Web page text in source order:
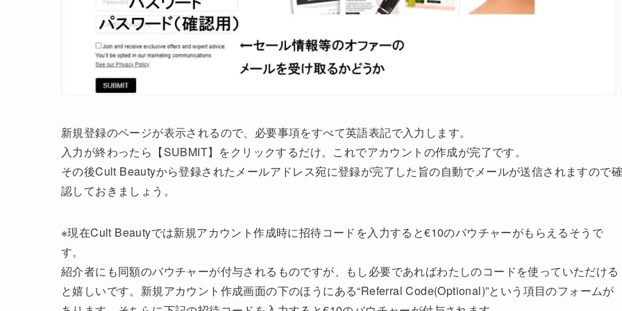
新規登録のページが表示されるので、必要事項をすべて英語表記で入力します。
入力が終わったら【SUBMIT】をクリックするだけ。これでアカウントの作成が完了です。
その後Cult Beautyから登録されたメールアドレス宛に登録が完了した旨の自動でメールが送信されますので
認しておきましょう。
※現在Cult Beautyでは新規アカウント作成時に招待コードを入力すると€10のバウチャーがもらえるそうで
す。
紹介者にも同額のバウチャーが付与されるものですが、もし必要であればわたしのコードを使っていただける
と嬉しいです。新規アカウント作成画面の下のほうにある“Referral Code(Optional)”という項目のフォームが